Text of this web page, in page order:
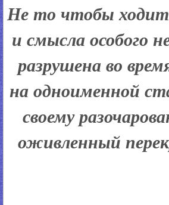
Не то чтобы
и смысла особого
разрушена во
на одноименной
своему
оживленный